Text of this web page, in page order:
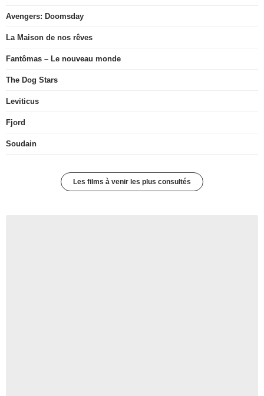
Avengers: Doomsday
La Maison de nos rêves
Fantômas – Le nouveau monde
The Dog Stars
Leviticus
Fjord
Soudain
Les films à venir les plus consultés